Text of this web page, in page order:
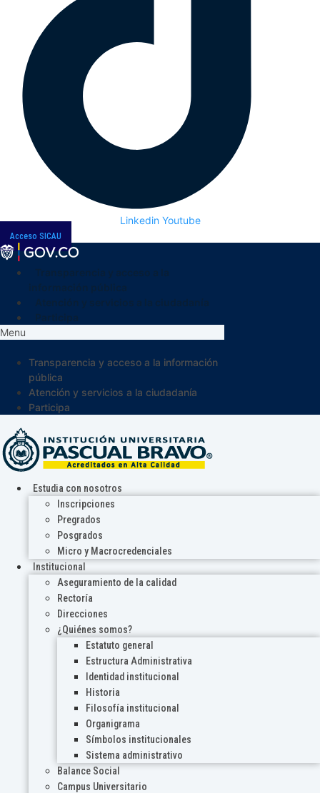
Linkedin Youtube
Acceso SICAU
Menu
Transparencia y acceso a la información
pública
Atención y servicios a la ciudadanía
Participa
Estudia con nosotros
Inscripciones
Pregrados
Posgrados
Micro y Macrocredenciales
Institucional
Aseguramiento de la calidad
Rectoría
Direcciones
¿Quiénes somos?
Estatuto general
Estructura Administrativa
Identidad institucional
Historia
Filosofía institucional
Organigrama
Símbolos institucionales
Sistema administrativo
Balance Social
Campus Universitario